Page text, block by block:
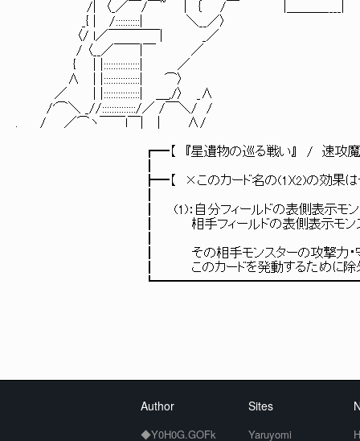
/| 〈_／￣/￣~ | ｛ /￣ |＿＿＿____| その攻撃
_{ | /::::::::::| ＼__／〉
〈/ l／￣￣￣￣| _／
/ 〈__／￣￣|￣ ／
{ | |:::::::::::::::| ／
∧ | |:::::::::::::::| ⌒〉
／ | |:::::::::::::::| ＿,/〉 _∧
/'⌒＼ _//::::::::::::::/／ /￣＼/ /
. / ／⌒ヽ￣￣l￣| ｜ ∧/
┏━【 『星遺物の巡る戦い』 / 速攻魔
┣━【 ×このカード名の(1)(2)の効果はそれぞれ
┃ (1)：自分フィールドの表側表示モンスター１
┃ 相手フィールドの表側表示モンスター１体
┃ その相手モンスターの攻撃力・守備
┃ このカードを発動するために除外したモン
Author
◆Y0H0G.GOFk
Sites
Yaruyomi